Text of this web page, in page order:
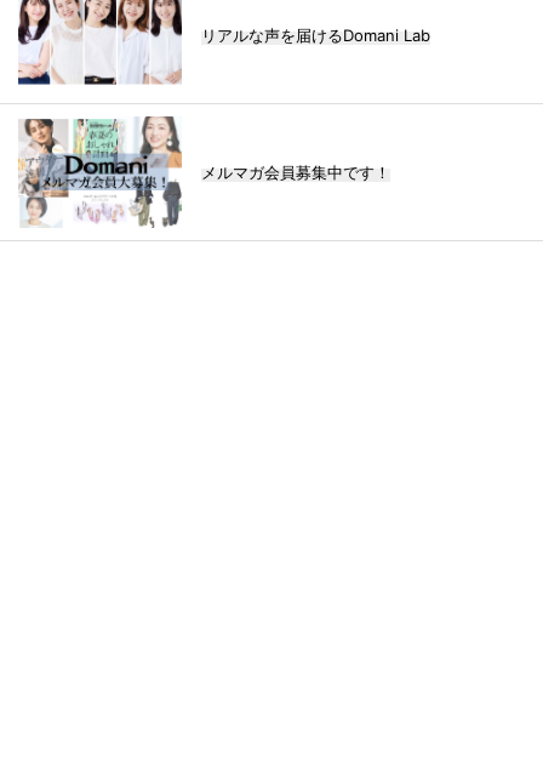
リアルな声を届けるDomani Lab
メルマガ会員募集中です！